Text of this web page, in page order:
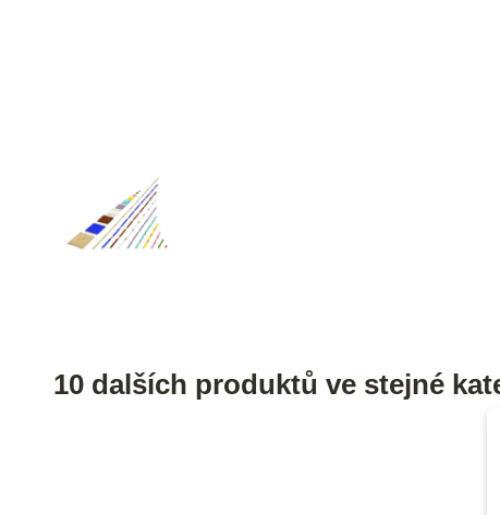
10 dalších produktů ve stejné